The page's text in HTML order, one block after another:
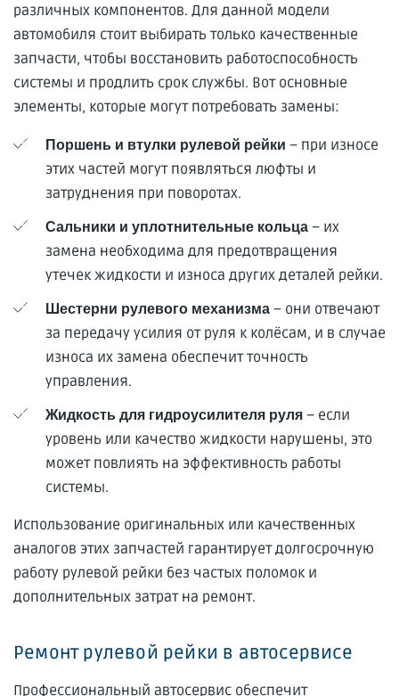
различных компонентов. Для данной модели
автомобиля стоит выбирать только качественные
запчасти, чтобы восстановить работоспособность
системы и продлить срок службы. Вот основные
элементы, которые могут потребовать замены:
Поршень и втулки рулевой рейки – при износе
этих частей могут появляться люфты и
затруднения при поворотах.
Сальники и уплотнительные кольца – их
замена необходима для предотвращения
утечек жидкости и износа других деталей рейки.
Шестерни рулевого механизма – они отвечают
за передачу усилия от руля к колёсам, и в случае
износа их замена обеспечит точность
управления.
Жидкость для гидроусилителя руля – если
уровень или качество жидкости нарушены, это
может повлиять на эффективность работы
системы.
Использование оригинальных или качественных
аналогов этих запчастей гарантирует долгосрочную
работу рулевой рейки без частых поломок и
дополнительных затрат на ремонт.
Ремонт рулевой рейки в автосервисе
Профессиональный автосервис обеспечит